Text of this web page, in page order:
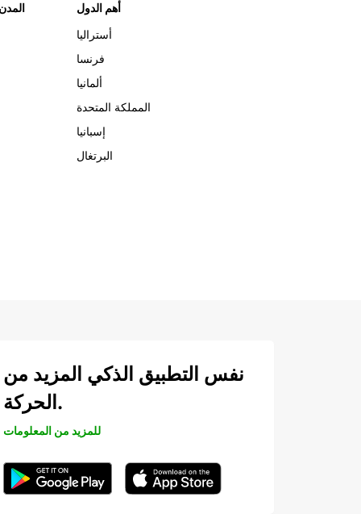
أهم الدول
أستراليا
فرنسا
ألمانيا
المملكة المتحدة
إسبانيا
البرتغال
نفس التطبيق الذكي المزيد من
الحركة.
للمزيد من المعلومات